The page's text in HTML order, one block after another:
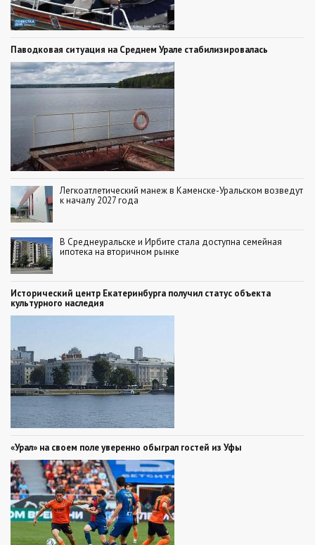
Паводковая ситуация на Среднем Урале стабилизировалась
Легкоатлетический манеж в Каменске-Уральском возведут
к началу 2027 года
В Среднеуральске и Ирбите стала доступна семейная
ипотека на вторичном рынке
Исторический центр Екатеринбурга получил статус объекта
культурного наследия
«Урал» на своем поле уверенно обыграл гостей из Уфы